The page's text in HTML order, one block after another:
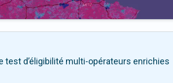
test d’éligibilité multi-opérateurs enrichies